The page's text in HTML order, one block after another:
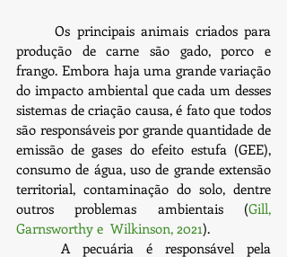
	Os principais animais criados para
produção de carne são gado, porco e
frango. Embora haja uma grande variação
do impacto ambiental que cada um desses
sistemas de criação causa, é fato que todos
são responsáveis por grande quantidade de
emissão de gases do efeito estufa (GEE),
consumo de água, uso de grande extensão
territorial, contaminação do solo, dentre
outros problemas ambientais (Gill,
Garnsworthy e  Wilkinson, 2021).